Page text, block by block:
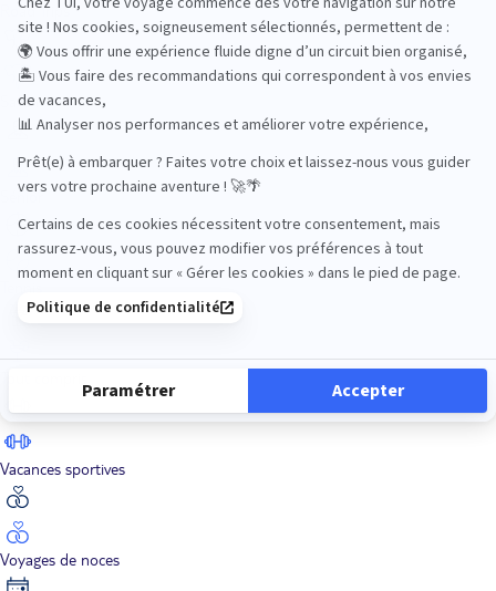
Road Trips
Safari
Sénior
Vacances sportives
Voyages de noces